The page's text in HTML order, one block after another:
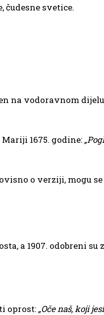
svetice.
na vodoravnom
1675. godine:
o verziji, mogu
a 1907. odobreni
oprost: „Oče naš, koji